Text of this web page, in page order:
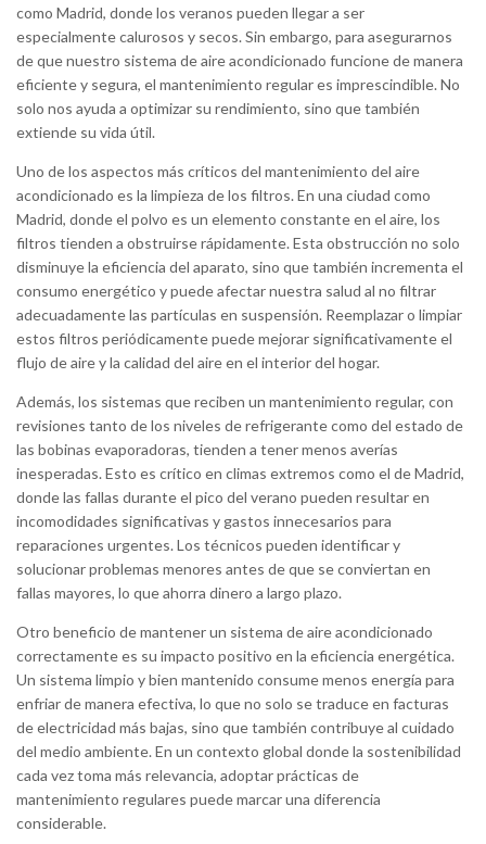
como Madrid, donde los veranos pueden llegar a ser
especialmente calurosos y secos. Sin embargo, para asegurarnos
de que nuestro sistema de aire acondicionado funcione de manera
eficiente y segura, el mantenimiento regular es imprescindible. No
solo nos ayuda a optimizar su rendimiento, sino que también
extiende su vida útil.
Uno de los aspectos más críticos del mantenimiento del aire
acondicionado es la limpieza de los filtros. En una ciudad como
Madrid, donde el polvo es un elemento constante en el aire, los
filtros tienden a obstruirse rápidamente. Esta obstrucción no solo
disminuye la eficiencia del aparato, sino que también incrementa el
consumo energético y puede afectar nuestra salud al no filtrar
adecuadamente las partículas en suspensión. Reemplazar o limpiar
estos filtros periódicamente puede mejorar significativamente el
flujo de aire y la calidad del aire en el interior del hogar.
Además, los sistemas que reciben un mantenimiento regular, con
revisiones tanto de los niveles de refrigerante como del estado de
las bobinas evaporadoras, tienden a tener menos averías
inesperadas. Esto es crítico en climas extremos como el de Madrid,
donde las fallas durante el pico del verano pueden resultar en
incomodidades significativas y gastos innecesarios para
reparaciones urgentes. Los técnicos pueden identificar y
solucionar problemas menores antes de que se conviertan en
fallas mayores, lo que ahorra dinero a largo plazo.
Otro beneficio de mantener un sistema de aire acondicionado
correctamente es su impacto positivo en la eficiencia energética.
Un sistema limpio y bien mantenido consume menos energía para
enfriar de manera efectiva, lo que no solo se traduce en facturas
de electricidad más bajas, sino que también contribuye al cuidado
del medio ambiente. En un contexto global donde la sostenibilidad
cada vez toma más relevancia, adoptar prácticas de
mantenimiento regulares puede marcar una diferencia
considerable.